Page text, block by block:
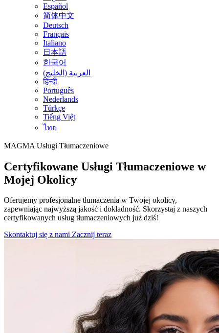
Español
简体中文
Deutsch
Français
Italiano
日本語
한국어
العربية (الخليج)
हिन्दी
Português
Nederlands
Türkçe
Tiếng Việt
ไทย
MAGMA Usługi Tłumaczeniowe
Certyfikowane Usługi Tłumaczeniowe w
Mojej Okolicy
Oferujemy profesjonalne tłumaczenia w Twojej okolicy,
zapewniając najwyższą jakość i dokładność. Skorzystaj z naszych
certyfikowanych usług tłumaczeniowych już dziś!
Skontaktuj się z nami Zacznij teraz